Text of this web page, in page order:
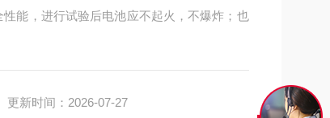
能，进行试验后电池应不起火，不爆炸；也
更新时间：2026-07-27